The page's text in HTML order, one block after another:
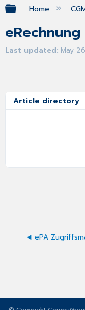
Expand/
Home
eRechnung
Last updated May
Article directory
ePA